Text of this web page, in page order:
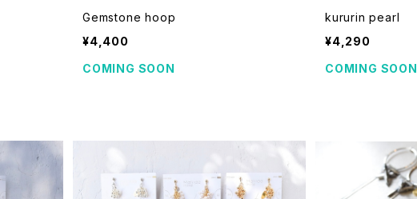
Gemstone hoop
¥4,400
COMING SOON
kururin pearl
¥4,290
COMING SOON